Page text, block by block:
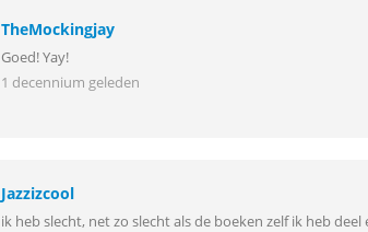
TheMockingjay
Goed! Yay!
1 decennium geleden
Jazzizcool
ik heb slecht, net zo slecht als de boeken zelf ik heb